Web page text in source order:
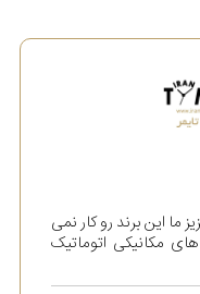
این برند رو کار نمی
مکانیکی اتوماتیک